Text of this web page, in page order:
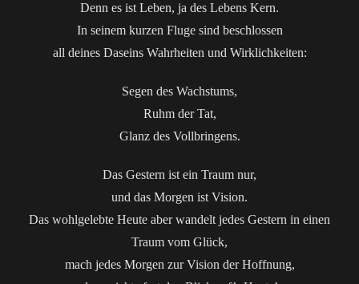
Denn es ist Leben, ja des Lebens Kern.
In seinem kurzen Fluge sind beschlossen
all deines Daseins Wahrheiten und Wirklichkeiten:
Segen des Wachstums,
Ruhm der Tat,
Glanz des Vollbringens.
Das Gestern ist ein Traum nur,
und das Morgen ist Vision.
Das wohlgelebte Heute aber wandelt jedes Gestern in einen
Traum vom Glück,
mach jedes Morgen zur Vision der Hoffnung,